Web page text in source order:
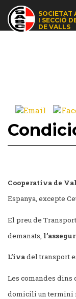
SOCIETAT
I SECCIÓ
DE VALLS
Cooperativa de
Espanya, excepte
El preu de
demanats,
L’ivadel transport
Les comandes dins
domicili un termini